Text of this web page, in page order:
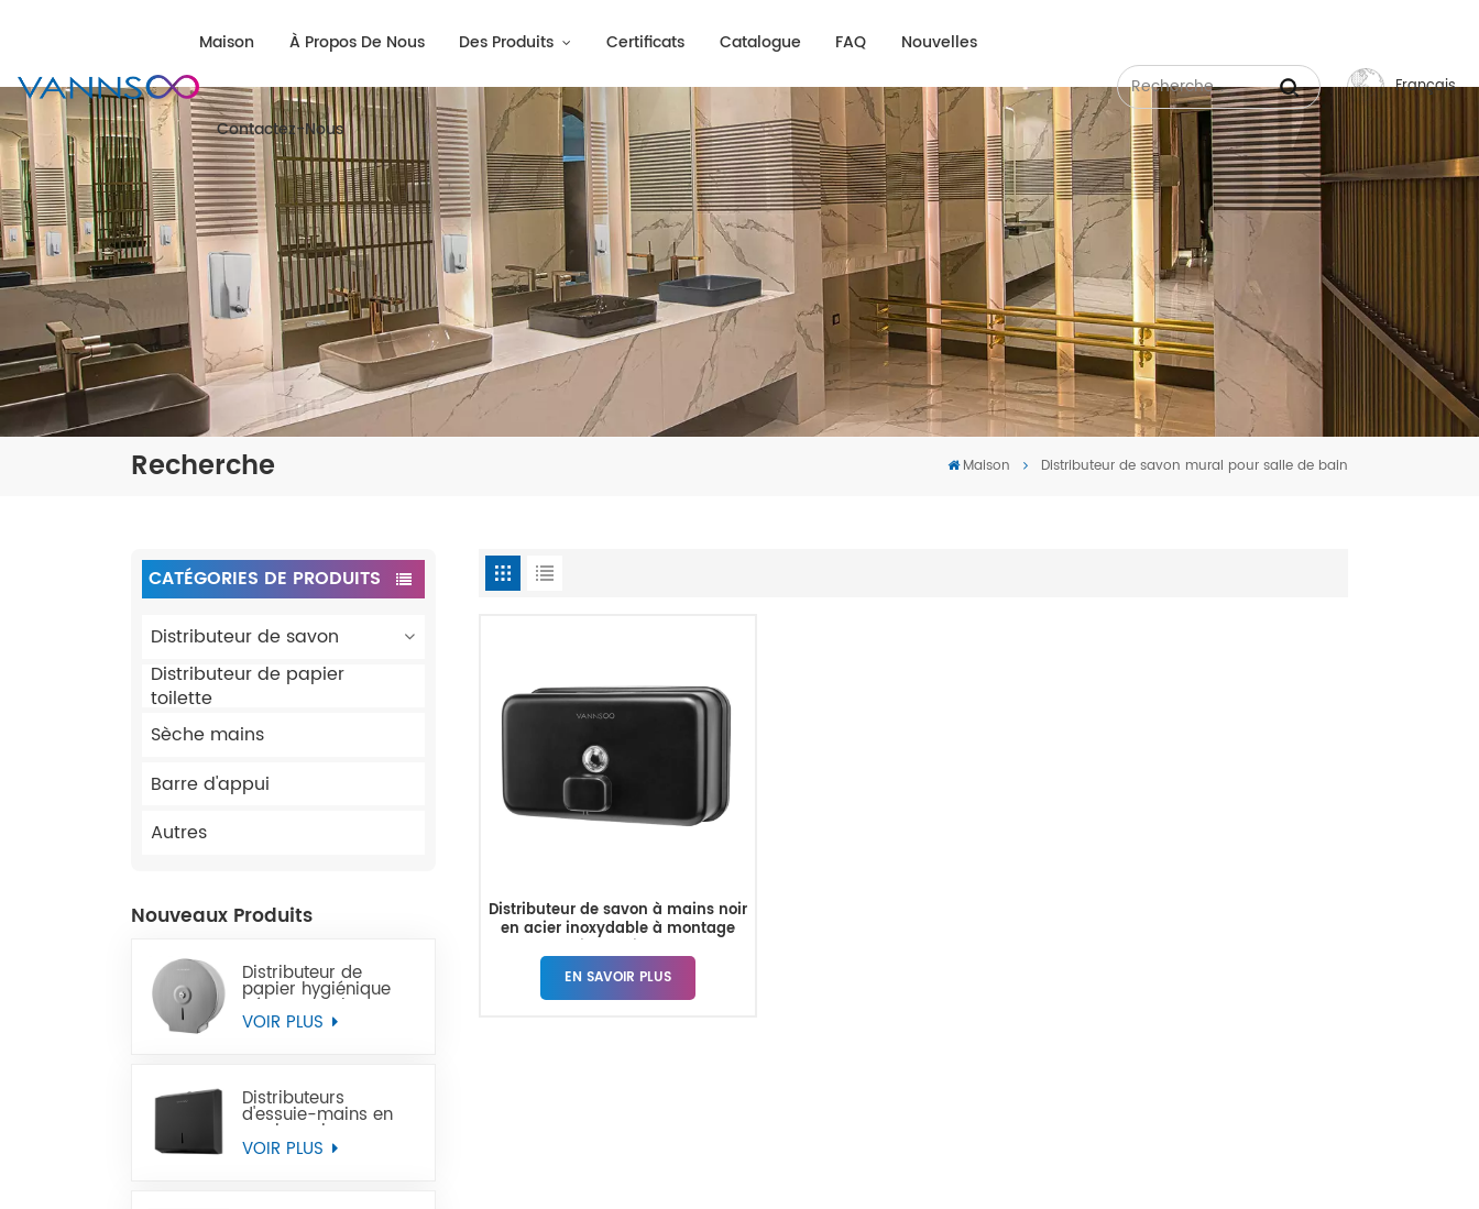
Maison À Propos De Nous Des Produits Certificats Catalogue FAQ Nouvelles
Contactez-Nous
Français
English
Русский
Español
中文
Recherche Maison Distributeur de savon mural pour salle de bain
CATÉGORIES DE PRODUITS
Distributeur de savon
Distributeur de papier
toilette
Sèche mains
Barre d'appui
Autres
Nouveaux Produits
Distributeur de
papier hygiénique
géant en acier
inoxydable à
VOIR PLUS
Distributeurs
d'essuie-mains en
papier noir
commercial en acier
VOIR PLUS
Distributeur de savon à mains noir
en acier inoxydable à montage
EN SAVOIR PLUS